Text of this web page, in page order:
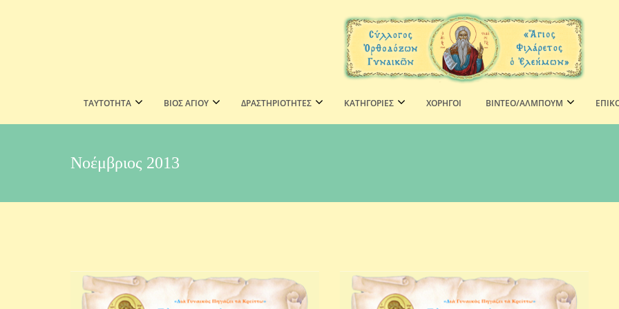
ΤΑΥΤΟΤΗΤΑ ΒΙΟΣ ΑΓΙΟΥ ΔΡΑΣΤΗΡΙΟΤΗΤΕΣ ΚΑΤΗΓΟΡΙΕΣ ΧΟΡΗΓΟΊ ΒΙΝΤΕΟ/ΑΛΜΠΟΥΜ
Νοέμβριος 2013